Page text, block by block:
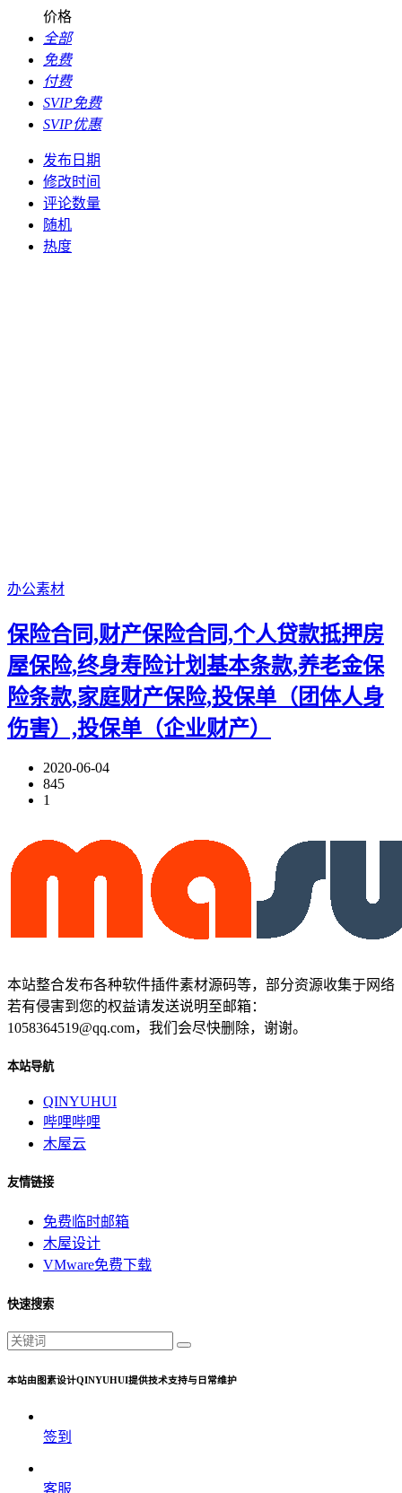
价格
全部
免费
付费
SVIP免费
SVIP优惠
发布日期
修改时间
评论数量
随机
热度
办公素材
保险合同,财产保险合同,个人贷款抵押房
屋保险,终身寿险计划基本条款,养老金保
险条款,家庭财产保险,投保单（团体人身
伤害）,投保单（企业财产）
2020-06-04
845
1
本站整合发布各种软件插件素材源码等，部分资源收集于网络
若有侵害到您的权益请发送说明至邮箱：
1058364519@qq.com，我们会尽快删除，谢谢。
本站导航
QINYUHUI
哔哩哔哩
木屋云
友情链接
免费临时邮箱
木屋设计
VMware免费下载
快速搜索
本站由图素设计QINYUHUI提供技术支持与日常维护
签到
客服